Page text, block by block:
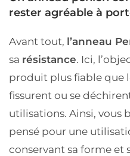
rester agréable à
Avant tout, l’anneau
sa résistance. Ici,
produit plus fiable que
fissurent ou se
utilisations. Ainsi, vous
pensé pour une
conservant sa forme et